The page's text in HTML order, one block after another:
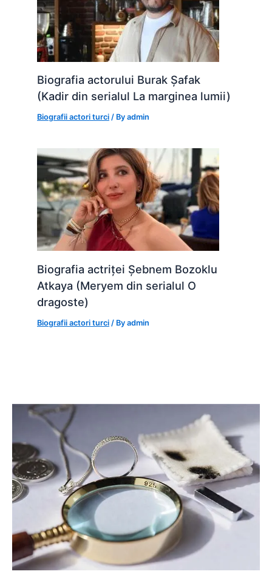
Biografia actorului Burak Șafak
(Kadir din serialul La marginea lumii)
Biografii actori turci / Byadmin
Biografia actriței Șebnem Bozoklu
Atkaya (Meryem din serialul O
dragoste)
Biografii actori turci / Byadmin